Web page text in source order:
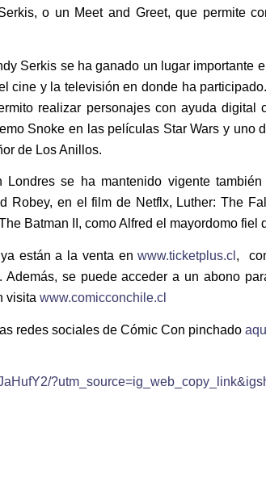
o un Meet and Greet, que permite
Serkis se ha ganado un lugar importante
cine y la televisión en donde ha
realizar personajes con ayuda digital
Snoke en las películas Star Wars y uno
de Los Anillos.
se ha mantenido vigente
Robey, en el film de Netflx, Luther: The
Batman II, como Alfred el mayordomo fiel
están a la venta enwww.ticketplus.cl ,
se puede acceder a un abono
visita www.comicconchile.cl
redes sociales de Cómic Con pinchado